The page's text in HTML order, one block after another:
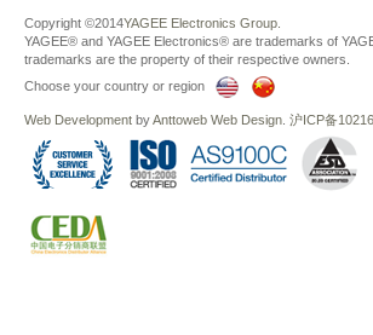
Copyright ©2014YAGEE Electronics Group.
YAGEE® and YAGEE Electronics® are trademarks of
trademarks are the property of their respective owners.
Choose your country or region
Web Development byAnttoweb Web Design 沪ICP备